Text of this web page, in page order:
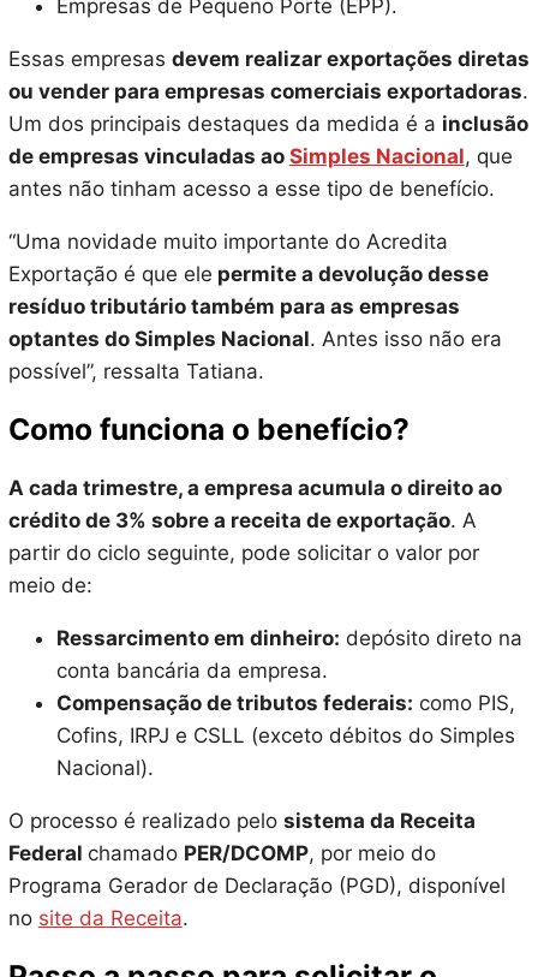
Empresas de Pequeno Porte (EPP).
Essas empresas devem realizar exportações diretas
ou vender para empresas comerciais exportadoras.
Um dos principais destaques da medida é a inclusão
de empresas vinculadas ao Simples Nacional, que
antes não tinham acesso a esse tipo de benefício.
“Uma novidade muito importante do Acredita
Exportação é que ele permite a devolução desse
resíduo tributário também para as empresas
optantes do Simples Nacional. Antes isso não era
possível”, ressalta Tatiana.
Como funciona o benefício?
A cada trimestre, a empresa acumula o direito ao
crédito de 3% sobre a receita de exportação. A
partir do ciclo seguinte, pode solicitar o valor por
meio de:
Ressarcimento em dinheiro: depósito direto na
conta bancária da empresa.
Compensação de tributos federais: como PIS,
Cofins, IRPJ e CSLL (exceto débitos do Simples
Nacional).
O processo é realizado pelo sistema da Receita
Federal chamado PER/DCOMP, por meio do
Programa Gerador de Declaração (PGD), disponível
no site da Receita.